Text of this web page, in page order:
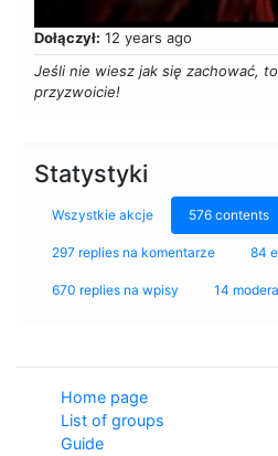
Dołączył: 12 years ago
Jeśli nie wiesz jak się zachować,
przyzwoicie!
Statystyki
Wszystkie akcje 576 contents
297 replies na komentarze 84
670 replies na wpisy 14
Home page
List of groups
Guide